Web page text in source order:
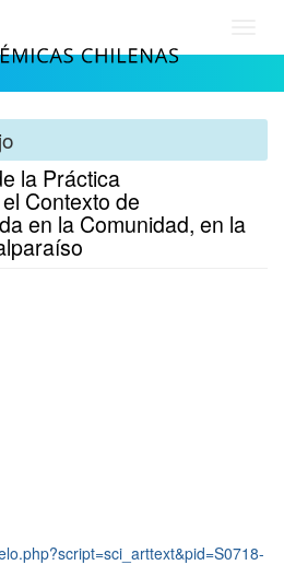
la Práctica
Contexto de
en la Comunidad, en la